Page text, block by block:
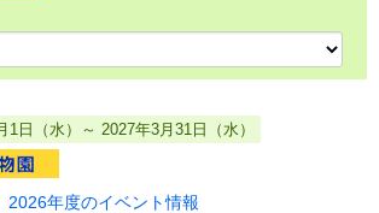
1日（水）～ 2027年3月31日（水）
2026年度のイベント情報